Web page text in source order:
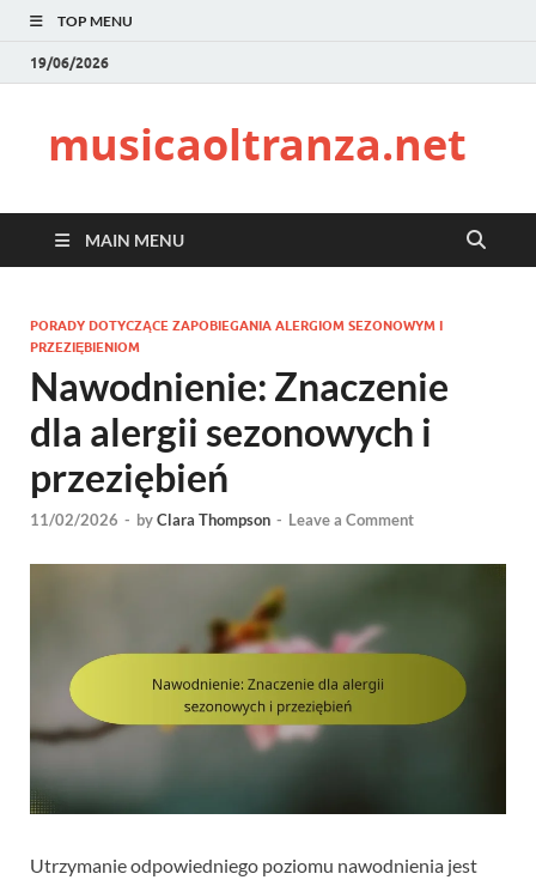
TOP MENU
19/06/2026
musicaoltranza.net
MAIN MENU
PORADY DOTYCZĄCE ZAPOBIEGANIA ALERGIOM SEZONOWYM I
PRZEZIĘBIENIOM
Nawodnienie: Znaczenie
dla alergii sezonowych i
przeziębień
11/02/2026 - byClara Thompson - Leave a Comment
Utrzymanie odpowiedniego poziomu nawodnienia jest